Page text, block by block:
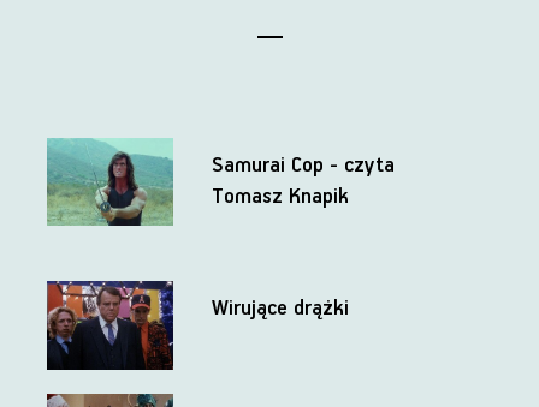
Samurai Cop - czyta
Tomasz Knapik
Wirujące drążki